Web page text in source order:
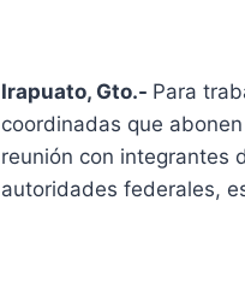
Irapuato, Gto.- Para
coordinadas que
reunión con integrantes
autoridades federales,